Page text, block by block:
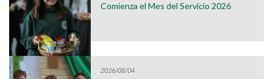
Comienza el Mes del Servicio 2026
2026/08/04